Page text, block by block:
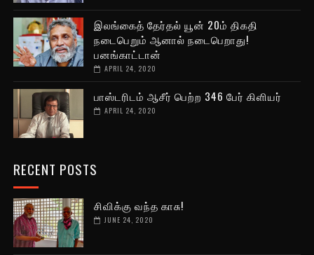
இலங்கைத் தேர்தல் யூன் 20ம் திகதி
நடைபெறும் ஆனால் நடைபெறாது!
பனங்காட்டான்
APRIL 24, 2020
பாஸ்டரிடம் ஆசீர் பெற்ற 346 பேர் கிளியர்
APRIL 24, 2020
RECENT POSTS
சிவிக்கு வந்த காசு!
JUNE 24, 2020